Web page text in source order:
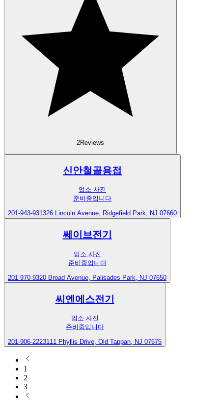
2Reviews
신안철골용접
업소 사진
준비중입니다
201-943-931326 Lincoln Avenue, Ridgefield Park, NJ 07660
쎄이브전기
업소 사진
준비중입니다
201-970-9320 Broad Avenue, Palisades Park, NJ 07650
씨엔에스전기
업소 사진
준비중입니다
201-906-2223111 Phyllis Drive, Old Tappan, NJ 07675
1
2
3